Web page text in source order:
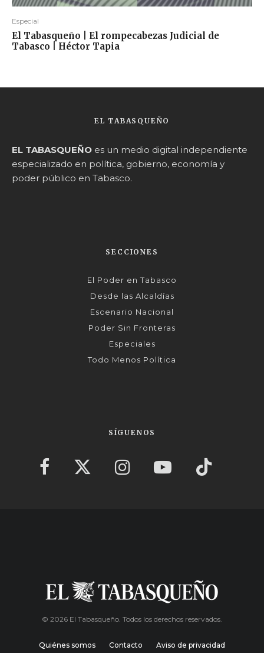
Especial
El Tabasqueño | El rompecabezas Judicial de
Tabasco | Héctor Tapia
EL TABASQUEÑO
EL TABASQUEÑO es un medio digital independiente
especializado en política, gobierno, economía y
poder público en Tabasco.
SECCIONES
El Poder en Tabasco
Desde las Alcaldías
Escenario Nacional
Poder Sin Fronteras
Especiales
Todo Menos Política
SÍGUENOS
© 2026 El Tabasqueño. Todos los derechos reservados.
Quiénes somos Contacto Aviso de privacidad